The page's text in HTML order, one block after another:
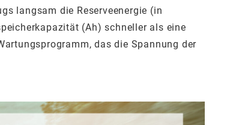
langsam die Reserveenergie (in
(Ah) schneller als eine
das die Spannung der